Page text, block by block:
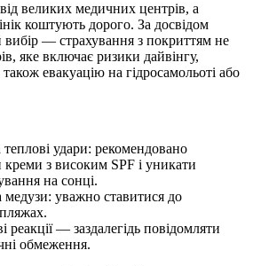
великих медичних центрів, а
коштують дорого. За досвідом
— страхування з покриттям не
яке включає ризики дайвінгу,
евакуацію на гідросамольоті або
удари: рекомендовано
креми з високим SPF і уникати
на сонці.
медузи: уважно ставитися до
реакції — заздалегідь повідомляти
обмеження.